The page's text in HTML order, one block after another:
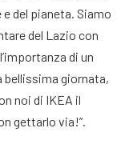
del pianeta. Siamo
del Lazio con
di un
bellissima giornata,
noi di IKEA il
gettarlo via!”.